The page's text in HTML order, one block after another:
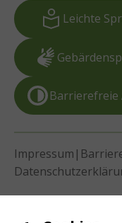
Leichte
Barrierefreie
Impressum |